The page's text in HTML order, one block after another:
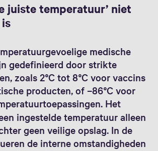
juiste temperatuur’ niet
medische
gedefinieerd door strikte
zoals 2°C tot 8°C voor vaccins
producten, of –86°C voor
Het
ingestelde temperatuur alleen
geen veilige opslag. In de
de interne omstandigheden